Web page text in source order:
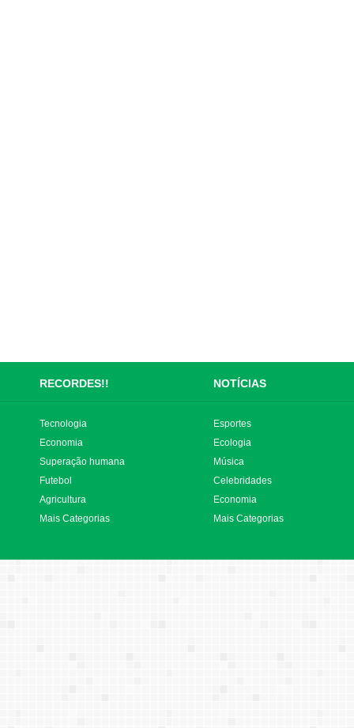
RECORDES!! NOTÍCIAS
Tecnologia
Economia
Superação humana
Futebol
Agricultura
Mais Categorias
Esportes
Ecologia
Música
Celebridades
Economia
Mais Categorias